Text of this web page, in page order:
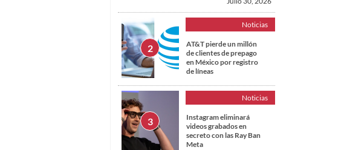
Noticias
AT&T pierde un millón
de clientes de prepago
en México por registro
de líneas
Noticias
Instagram eliminará
videos grabados en
secreto con las Ray Ban
Meta